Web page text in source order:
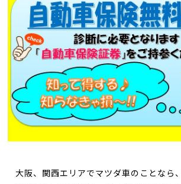
大阪、関西エリアでマツダ車のことなら